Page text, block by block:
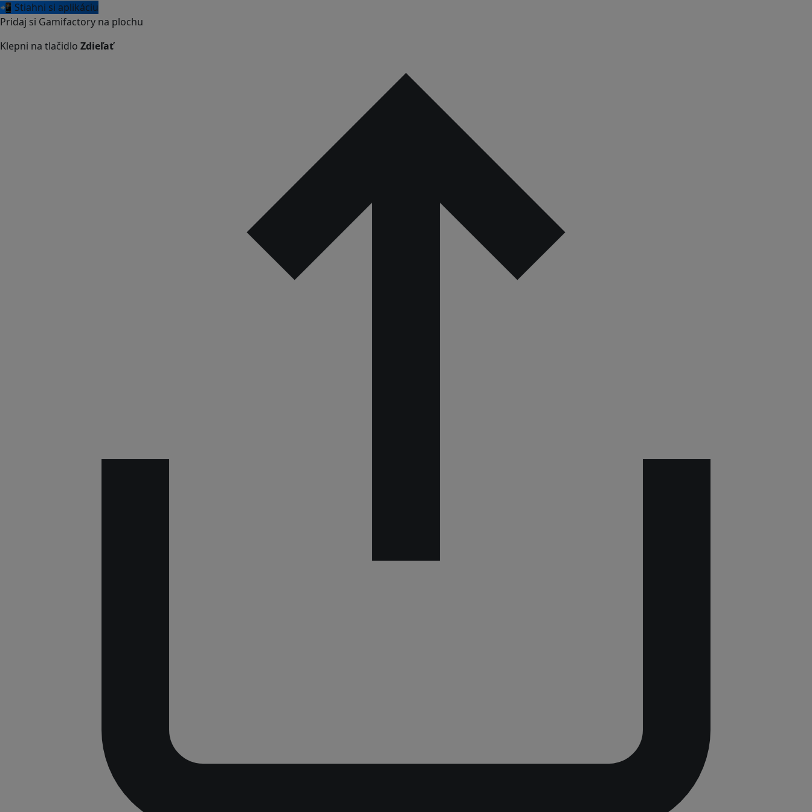
📲 Stiahni si aplikáciu
Pridaj si Gamifactory na plochu
Klepni na tlačidlo Zdieľať